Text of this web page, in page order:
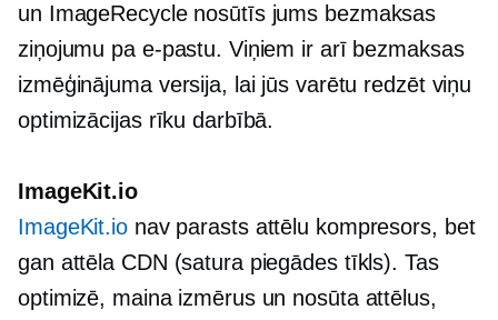
un ImageRecycle nosūtīs jums bezmaksas
ziņojumu pa e-pastu. Viņiem ir arī bezmaksas
izmēģinājuma versija, lai jūs varētu redzēt viņu
optimizācijas rīku darbībā.
ImageKit.io
ImageKit.ionav parasts attēlu kompresors, bet
gan attēla CDN (satura piegādes tīkls). Tas
optimizē, maina izmērus un nosūta attēlus,